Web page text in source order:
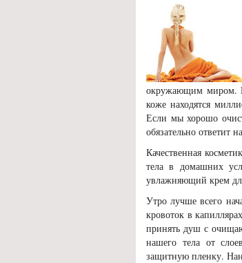
окружающим миром.
коже находятся
Если мы хорошо
обязательно ответит
Качественная
тела в домашних
увлажняющий крем
Утро лучше всего
кровоток в
принять душ с
нашего тела от
защитную пленку.